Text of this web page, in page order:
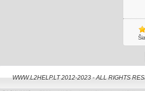
WWW.L2HELP.LT 2012-2023 - ALL RIGHTS